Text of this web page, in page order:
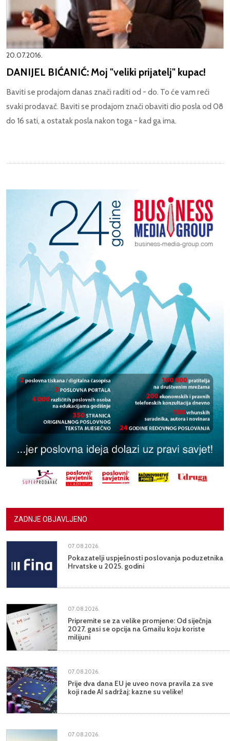
20.07.2016.
DANIJEL BIĆANIĆ: Moj "veliki prijatelj" kupac!
Baviti se prodajom danas znači raditi od - do. To će vam reći
svaki prodavač. Baviti se prodajom znači obaviti dio posla od 08
do 16 sati, a ostatak posla nakon toga - kad ga ima.
ZADNJE OBJAVLJENO
07.08.2026.
Pokazatelji uspješnosti poslovanja poduzetnika
Hrvatske u 2025. godini
07.08.2026.
Pripremite se za velike promjene: Od siječnja
2027. gasi se opcija na Gmailu koju koriste
milijuni
07.08.2026.
Prije dva dana EU je uveo nova pravila za sve
koji rade AI sadržaj: kazne su velike!
07.08.2026.